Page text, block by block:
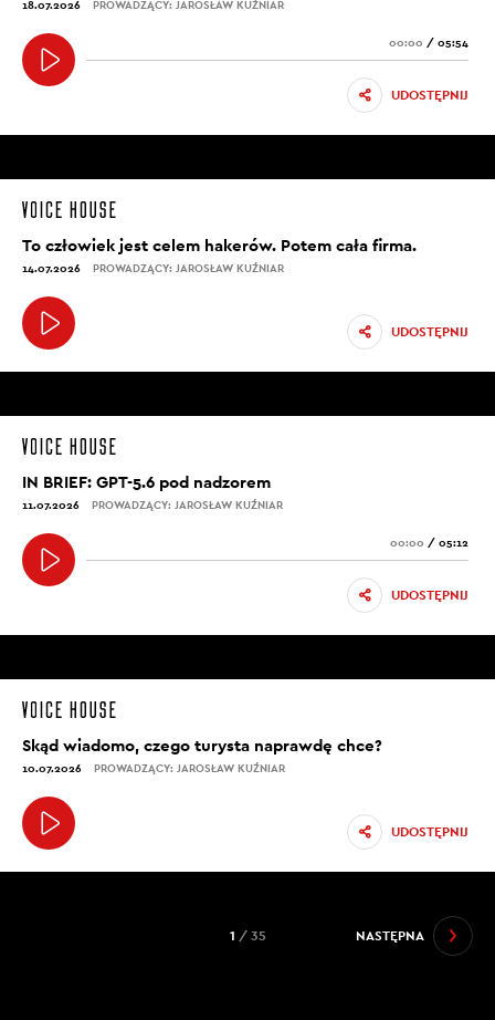
18.07.2026 PROWADZĄCY: JAROSŁAW KUŹNIAR
00:00 / 05:54
UDOSTĘPNIJ
To człowiek jest celem hakerów. Potem cała firma.
14.07.2026 PROWADZĄCY: JAROSŁAW KUŹNIAR
UDOSTĘPNIJ
IN BRIEF: GPT-5.6 pod nadzorem
11.07.2026 PROWADZĄCY: JAROSŁAW KUŹNIAR
00:00 / 05:12
UDOSTĘPNIJ
Skąd wiadomo, czego turysta naprawdę chce?
10.07.2026 PROWADZĄCY: JAROSŁAW KUŹNIAR
UDOSTĘPNIJ
NASTĘPNA
1 / 35